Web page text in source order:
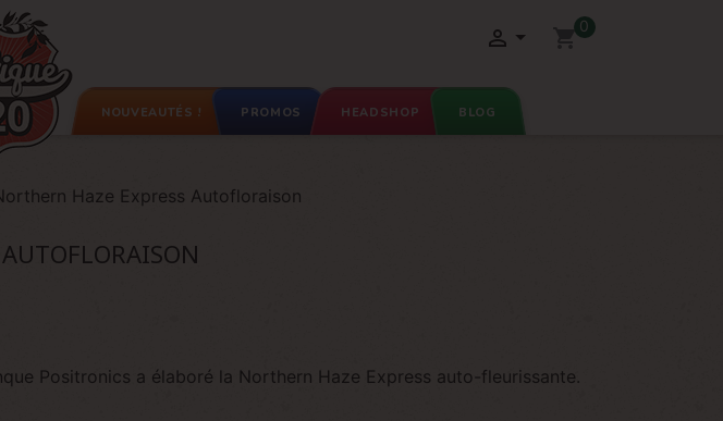
 shopping_cart0
NOUVEAUTÉS ! PROMOS HEADSHOP BLOG
Haze Express Autofloraison
Positronics a élaboré la Northern Haze Express auto-fleurissante.